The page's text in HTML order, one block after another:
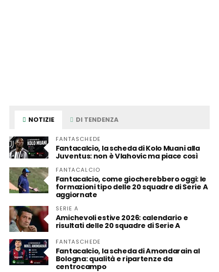
NOTIZIE DI TENDENZA
FANTASCHEDE
Fantacalcio, la scheda di Kolo Muani alla
Juventus: non è Vlahovic ma piace così
FANTACALCIO
Fantacalcio, come giocherebbero oggi: le
formazioni tipo delle 20 squadre di Serie A
aggiornate
SERIE A
Amichevoli estive 2026: calendario e
risultati delle 20 squadre di Serie A
FANTASCHEDE
Fantacalcio, la scheda di Amondarain al
Bologna: qualità e ripartenze da
centrocampo